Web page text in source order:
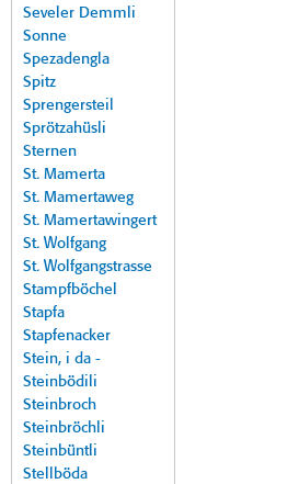
Seveler Demmli
Sonne
Spezadengla
Spitz
Sprengersteil
Sprötzahüsli
Sternen
St. Mamerta
St. Mamertaweg
St. Mamertawingert
St. Wolfgang
St. Wolfgangstrasse
Stampfböchel
Stapfa
Stapfenacker
Stein, i da -
Steinbödili
Steinbroch
Steinbröchli
Steinbüntli
Stellböda